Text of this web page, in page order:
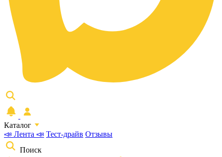
Каталог
📣 Лента 📣 Тест-драйв Отзывы
Поиск